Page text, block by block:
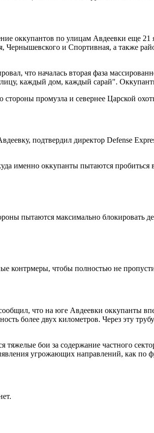
оккупантов по улицам Авдеевки еще 21
Чернышевского и Спортивная, а также
что началась вторая фаза
каждый дом, каждый сарай".
стороны промузла и севернее Царской
подтвердил директор Defense
именно оккупанты пытаются
пытаются максимально блокировать
контрмеры, чтобы полностью не
что на юге Авдеевки оккупанты
более двух километров. Через эту
бои за содержание частного
угрожающих направлений, как по